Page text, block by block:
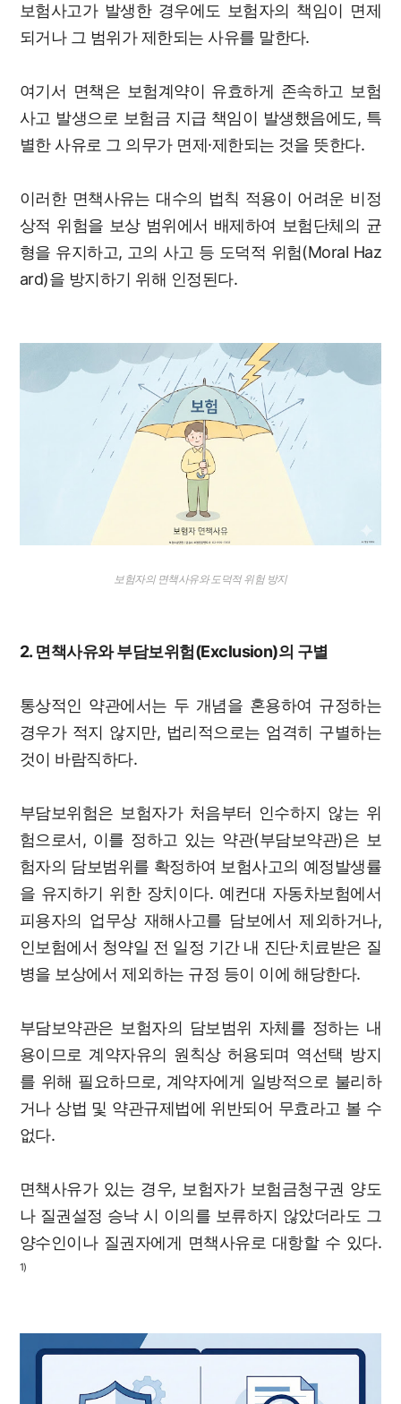
보험사고가 발생한 경우에도 보험자의 책임이 면제
되거나 그 범위가 제한되는 사유를 말한다.
여기서 면책은 보험계약이 유효하게 존속하고 보험
사고 발생으로 보험금 지급 책임이 발생했음에도, 특
별한 사유로 그 의무가 면제·제한되는 것을 뜻한다.
이러한 면책사유는 대수의 법칙 적용이 어려운 비정
상적 위험을 보상 범위에서 배제하여 보험단체의 균
형을 유지하고, 고의 사고 등 도덕적 위험(Moral Haz
ard)을 방지하기 위해 인정된다.
보험자의 면책사유와 도덕적 위험 방지
2. 면책사유와 부담보위험(Exclusion)의 구별
통상적인 약관에서는 두 개념을 혼용하여 규정하는
경우가 적지 않지만, 법리적으로는 엄격히 구별하는
것이 바람직하다.
부담보위험은 보험자가 처음부터 인수하지 않는 위
험으로서, 이를 정하고 있는 약관(부담보약관)은 보
험자의 담보범위를 확정하여 보험사고의 예정발생률
을 유지하기 위한 장치이다. 예컨대 자동차보험에서
피용자의 업무상 재해사고를 담보에서 제외하거나,
인보험에서 청약일 전 일정 기간 내 진단·치료받은 질
병을 보상에서 제외하는 규정 등이 이에 해당한다.
부담보약관은 보험자의 담보범위 자체를 정하는 내
용이므로 계약자유의 원칙상 허용되며 역선택 방지
를 위해 필요하므로, 계약자에게 일방적으로 불리하
거나 상법 및 약관규제법에 위반되어 무효라고 볼 수
없다.
면책사유가 있는 경우, 보험자가 보험금청구권 양도
나 질권설정 승낙 시 이의를 보류하지 않았더라도 그
양수인이나 질권자에게 면책사유로 대항할 수 있다.
1)